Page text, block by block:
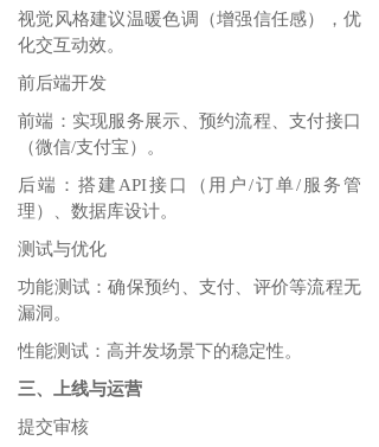
视觉风格建议温暖色调（增强信任感），优
化交互动效‌。
前后端开发‌
前端：实现服务展示、预约流程、支付接口
（微信/支付宝）‌。
后端：搭建API接口（用户/订单/服务管
理）、数据库设计‌。
测试与优化‌
功能测试：确保预约、支付、评价等流程无
漏洞‌。
性能测试：高并发场景下的稳定性‌。
三、上线与运营
提交审核‌